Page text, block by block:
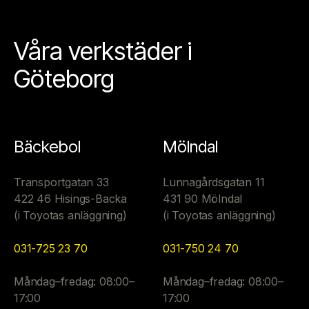
Våra verkstäder i
Göteborg
Bäckebol
Transportgatan 33
422 46 Hisings-Backa
(i Toyotas anläggning)
031-725 23 70
Måndag–fredag: 08:00–
17:00
Mölndal
Lunnagårdsgatan 11
431 90 Mölndal
(i Toyotas anläggning)
031-750 24 70
Måndag–fredag: 08:00–
17:00